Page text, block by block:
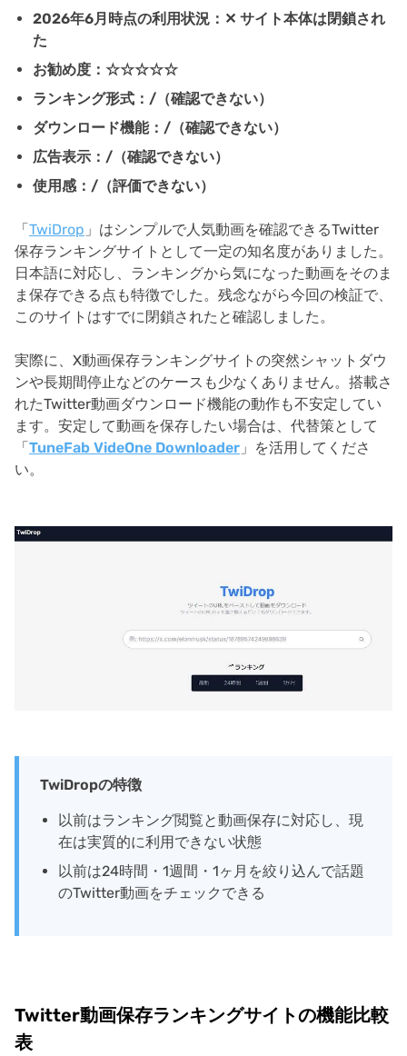
2026年6月時点の利用状況：✕ サイト本体は閉鎖され
た
お勧め度：☆☆☆☆☆
ランキング形式：/（確認できない）
ダウンロード機能：/（確認できない）
広告表示：/（確認できない）
使用感：/（評価できない）
「TwiDrop 」はシンプルで人気動画を確認できるTwitter
保存ランキングサイトとして一定の知名度がありました。
日本語に対応し、ランキングから気になった動画をそのま
ま保存できる点も特徴でした。残念ながら今回の検証で、
このサイトはすでに閉鎖されたと確認しました。
実際に、X動画保存ランキングサイトの突然シャットダウ
ンや長期間停止などのケースも少なくありません。搭載さ
れたTwitter動画ダウンロード機能の動作も不安定してい
ます。安定して動画を保存したい場合は、代替策として
「TuneFab VideOne Downloader 」を活用してくださ
い。
TwiDropの特徴
以前はランキング閲覧と動画保存に対応し、現
在は実質的に利用できない状態
以前は24時間・1週間・1ヶ月を絞り込んで話題
のTwitter動画をチェックできる
Twitter動画保存ランキングサイトの機能比較
表